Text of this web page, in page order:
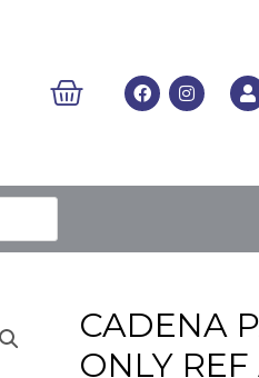
CARRITO
F
a
c
o
I
n
s
r
U
s
e
CADENA
ONLY
CADENA
PARA
CHUPO
ONLY
REF